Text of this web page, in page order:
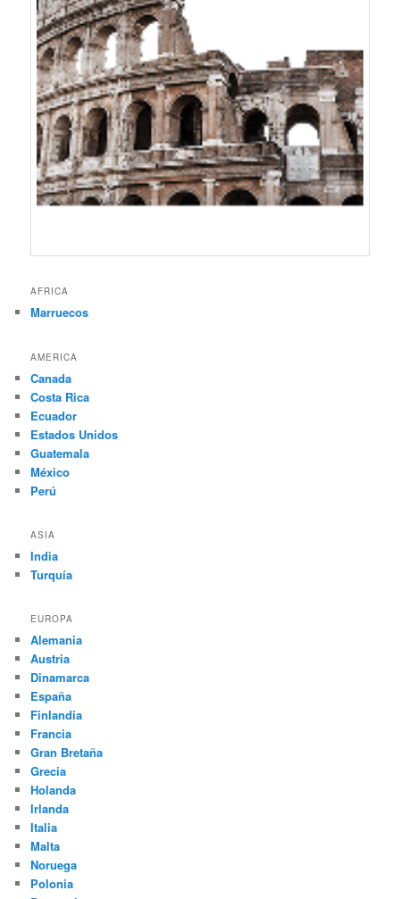
AFRICA
Marruecos
AMERICA
Canada
Costa Rica
Ecuador
Estados Unidos
Guatemala
México
Perú
ASIA
India
Turquía
EUROPA
Alemania
Austria
Dinamarca
España
Finlandia
Francia
Gran Bretaña
Grecia
Holanda
Irlanda
Italia
Malta
Noruega
Polonia